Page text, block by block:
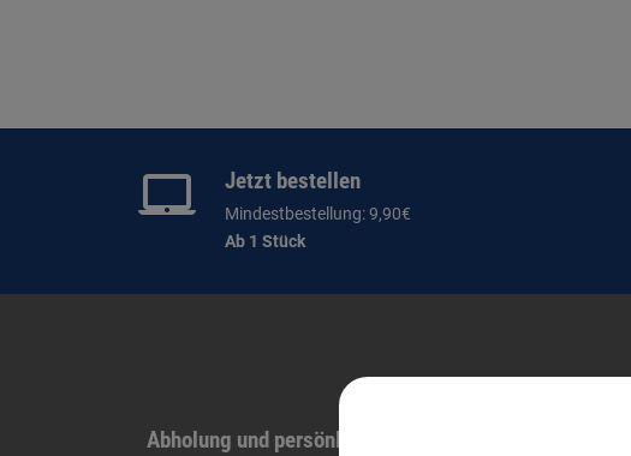
Jetzt bestellen
Mindestbestellung: 9,90€
Ab 1 Stück
Abholung und persönliche Beratung